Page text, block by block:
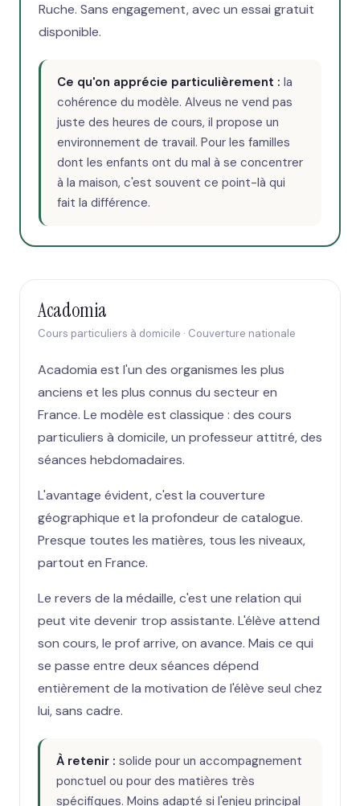
Ruche. Sans engagement, avec un essai gratuit
disponible.
Ce qu'on apprécie particulièrement : la
cohérence du modèle. Alveus ne vend pas
juste des heures de cours, il propose un
environnement de travail. Pour les familles
dont les enfants ont du mal à se concentrer
à la maison, c'est souvent ce point-là qui
fait la différence.
Acadomia
Cours particuliers à domicile · Couverture nationale
Acadomia est l'un des organismes les plus
anciens et les plus connus du secteur en
France. Le modèle est classique : des cours
particuliers à domicile, un professeur attitré, des
séances hebdomadaires.
L'avantage évident, c'est la couverture
géographique et la profondeur de catalogue.
Presque toutes les matières, tous les niveaux,
partout en France.
Le revers de la médaille, c'est une relation qui
peut vite devenir trop assistante. L'élève attend
son cours, le prof arrive, on avance. Mais ce qui
se passe entre deux séances dépend
entièrement de la motivation de l'élève seul chez
lui, sans cadre.
À retenir : solide pour un accompagnement
ponctuel ou pour des matières très
spécifiques. Moins adapté si l'enjeu principal